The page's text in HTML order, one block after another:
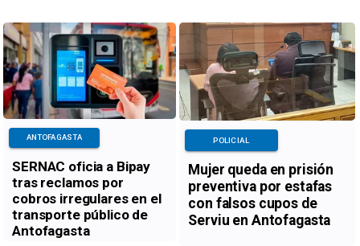
SERNAC oficia a Bipay
tras reclamos por
cobros irregulares en el
transporte público de
Antofagasta
ANTOFAGASTA
Mujer queda en prisión
preventiva por estafas
con falsos cupos de
Serviu en Antofagasta
POLICIAL